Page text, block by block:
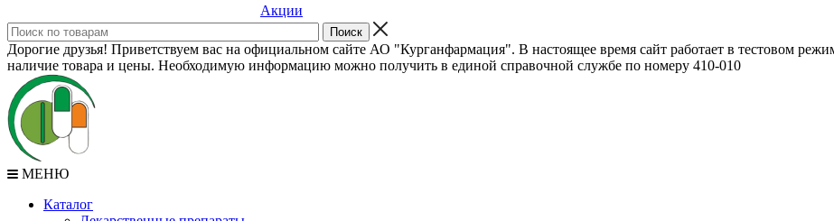
Акции
Дорогие друзья! Приветствуем вас на официальном сайте АО "Курганфармация". В настоящее время сайт работает в тестовом
наличие товара и цены. Необходимую информацию можно получить в единой справочной службе по номеру 410-010
МЕНЮ
Каталог